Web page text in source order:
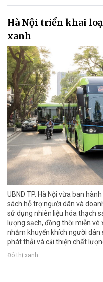
Hà Nội triển khai
xanh
UBND TP. Hà Nội vừa ban
sách hỗ trợ người dân và
sử dụng nhiên liệu hóa thạch
lượng sạch, đồng thời miễn
nhằm khuyến khích người
phát thải và cải thiện chất
Đô thị xanh